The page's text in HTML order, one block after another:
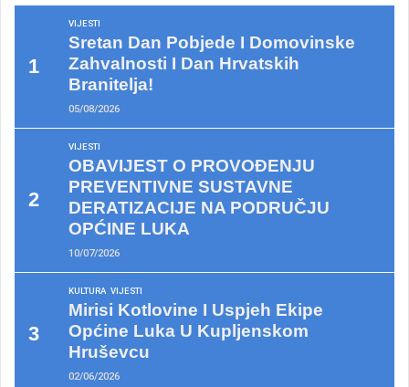
VIJESTI
Sretan Dan Pobjede I Domovinske
Zahvalnosti I Dan Hrvatskih
Branitelja!
05/08/2026
VIJESTI
OBAVIJEST O PROVOĐENJU
PREVENTIVNE SUSTAVNE
DERATIZACIJE NA PODRUČJU
OPĆINE LUKA
10/07/2026
KULTURA VIJESTI
Mirisi Kotlovine I Uspjeh Ekipe
Općine Luka U Kupljenskom
Hruševcu
02/06/2026